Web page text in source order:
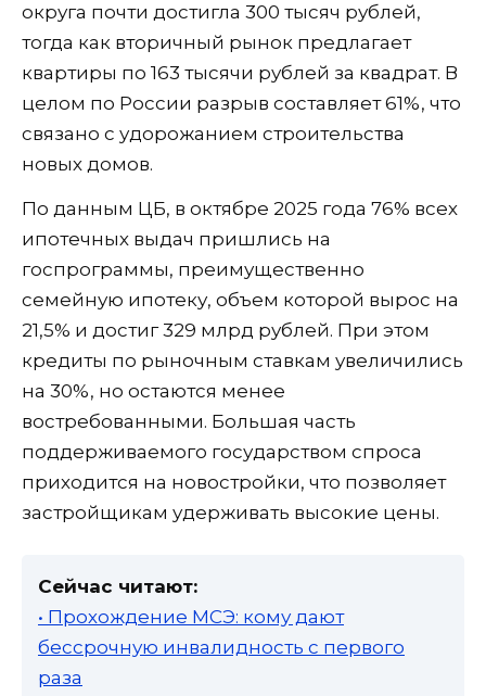
округа почти достигла 300 тысяч рублей,
тогда как вторичный рынок предлагает
квартиры по 163 тысячи рублей за квадрат. В
целом по России разрыв составляет 61%, что
связано с удорожанием строительства
новых домов.
По данным ЦБ, в октябре 2025 года 76% всех
ипотечных выдач пришлись на
госпрограммы, преимущественно
семейную ипотеку, объем которой вырос на
21,5% и достиг 329 млрд рублей. При этом
кредиты по рыночным ставкам увеличились
на 30%, но остаются менее
востребованными. Большая часть
поддерживаемого государством спроса
приходится на новостройки, что позволяет
застройщикам удерживать высокие цены.
Сейчас читают:
• Прохождение МСЭ: кому дают
бессрочную инвалидность с первого
раза